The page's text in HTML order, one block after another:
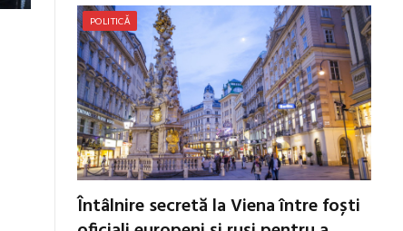
POLITICĂ
Întâlnire secretă la Viena între foști